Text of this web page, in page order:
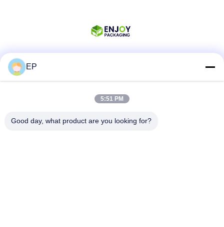
Kontak Cepat
EP
5:51 PM
Good day, what product are you looking for?